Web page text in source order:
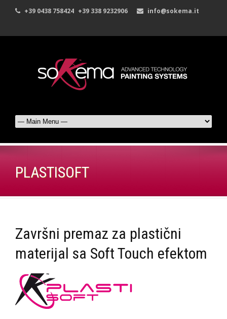
+39 0438 758424 +39 338 9232906 info@sokema.it
PLASTISOFT
Završni premaz za plastični
materijal sa Soft Touch efektom